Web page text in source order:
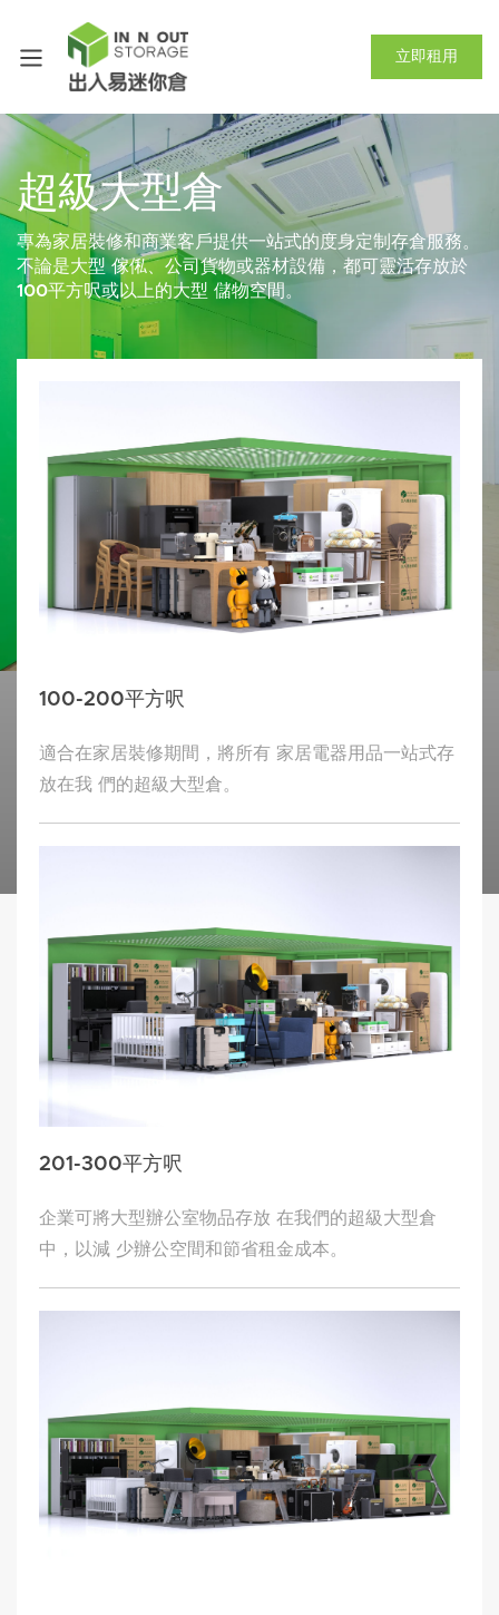
立即租用
超級大型倉
專為家居裝修和商業客戶提供一站式的度身定制存倉服務。
不論是大型 傢俬、公司貨物或器材設備，都可靈活存放於
100平方呎或以上的大型 儲物空間。
100-200平方呎
適合在家居裝修期間，將所有 家居電器用品一站式存
放在我 們的超級大型倉。
201-300平方呎
企業可將大型辦公室物品存放 在我們的超級大型倉
中，以減 少辦公空間和節省租金成本。